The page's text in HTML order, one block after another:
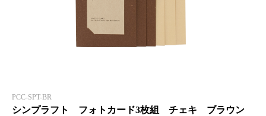
PCC-SPT-BR
シンプラフト フォトカード3枚組 チェキ ブラウン